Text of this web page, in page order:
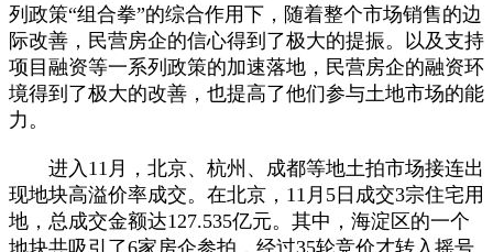
列政策“组合拳”的综合作用下，随着整个市场销售的边
际改善，民营房企的信心得到了极大的提振。以及支持
项目融资等一系列政策的加速落地，民营房企的融资环
境得到了极大的改善，也提高了他们参与土地市场的能
力。
进入11月，北京、杭州、成都等地土拍市场接连出
现地块高溢价率成交。在北京，11月5日成交3宗住宅用
地，总成交金额达127.535亿元。其中，海淀区的一个
地块共吸引了6家房企参拍，经过35轮竞价才转入摇号